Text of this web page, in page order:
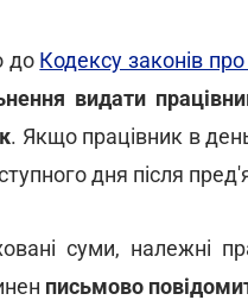
до Кодексу законів
видати
. Якщо працівник в
дня після
суми, належні
письмово